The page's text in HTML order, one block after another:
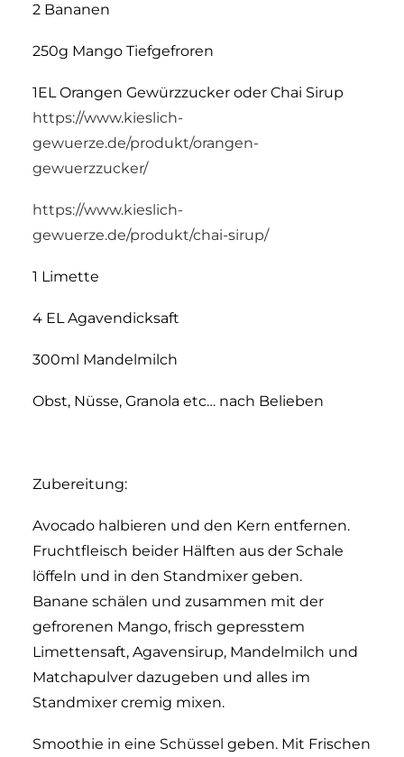
2 Bananen
250g Mango Tiefgefroren
1EL Orangen Gewürzzucker oder Chai Sirup
https://www.kieslich-
gewuerze.de/produkt/orangen-
gewuerzzucker/
https://www.kieslich-
gewuerze.de/produkt/chai-sirup/
1 Limette
4 EL Agavendicksaft
300ml Mandelmilch
Obst, Nüsse, Granola etc… nach Belieben
Zubereitung:
Avocado halbieren und den Kern entfernen.
Fruchtfleisch beider Hälften aus der Schale
löffeln und in den Standmixer geben.
Banane schälen und zusammen mit der
gefrorenen Mango, frisch gepresstem
Limettensaft, Agavensirup, Mandelmilch und
Matchapulver dazugeben und alles im
Standmixer cremig mixen.
Smoothie in eine Schüssel geben. Mit Frischen